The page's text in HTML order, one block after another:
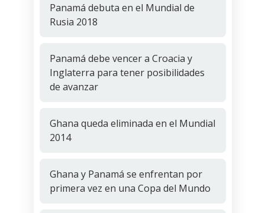
Panamá debuta en el Mundial de
Rusia 2018
Panamá debe vencer a Croacia y
Inglaterra para tener posibilidades
de avanzar
Ghana queda eliminada en el Mundial
2014
Ghana y Panamá se enfrentan por
primera vez en una Copa del Mundo